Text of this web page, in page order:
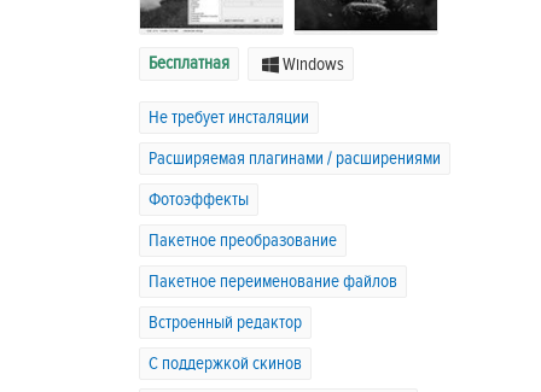
Бесплатная Windows
Не требует инсталяции
Расширяемая плагинами / расширениями
Фотоэффекты
Пакетное преобразование
Пакетное переименование файлов
Встроенный редактор
C поддержкой скинов